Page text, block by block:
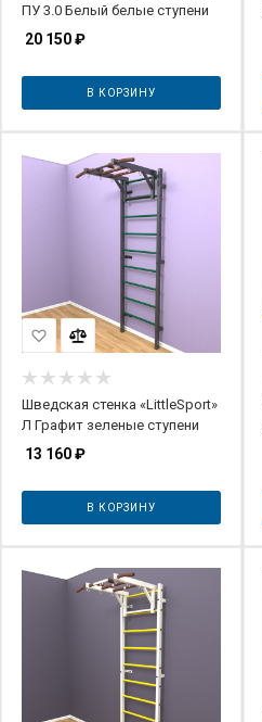
ПУ 3.0 Белый белые ступени
20 150₽
В КОРЗИНУ
Шведская стенка «LittleSport»
Л Графит зеленые ступени
13 160₽
В КОРЗИНУ